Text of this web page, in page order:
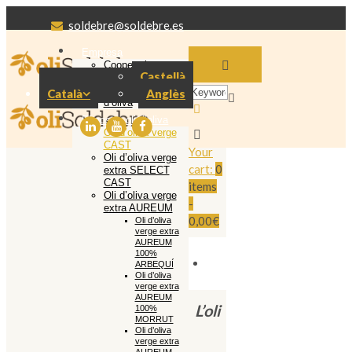
soldebre@soldebre.es
Català
Castellà
Anglès
Empresa
Cooperativa
Soldebre
Producció oli
d’oliva
El nostre oli d’oliva
Oli d’oliva verge
CAST
Oli d’oliva verge
extra SELECT
CAST
Oli d’oliva verge
extra AUREUM
Oli d’oliva
verge extra
AUREUM
100%
ARBEQUÍ
Oli d’oliva
verge extra
AUREUM
100%
MORRUT
Oli d’oliva
verge extra
Your
cart: 0
items
-
0,00€
L’oli